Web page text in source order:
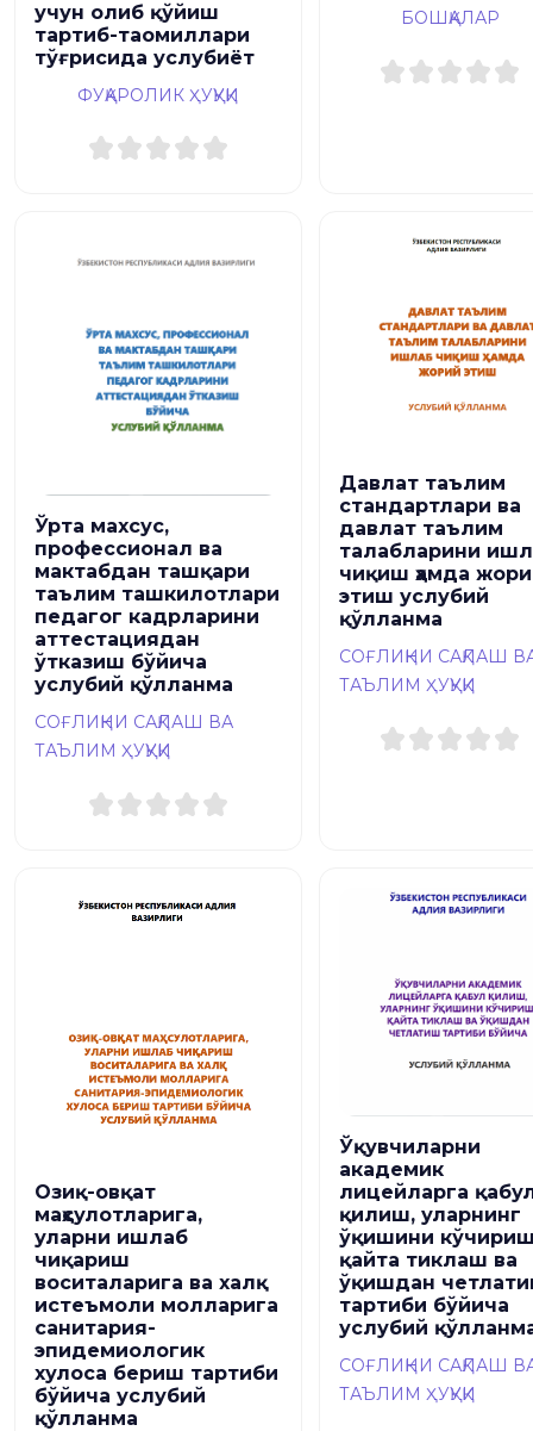
учун олиб қўйиш
тартиб-таомиллари
тўғрисида услубиёт
ФУҚАРОЛИК ҲУҚУҚИ
БОШҚАЛАР
Ўрта махсус,
профессионал ва
мактабдан ташқари
таълим ташкилотлари
педагог кадрларини
аттестациядан
ўтказиш бўйича
услубий қўлланма
СОҒЛИҚНИ САҚЛАШ ВА
ТАЪЛИМ ҲУҚУҚИ
Давлат таълим
стандартлари ва
давлат таълим
талабларини
чиқиш ҳамда
этиш услубий
қўлланма
СОҒЛИҚНИ САҚЛАШ
ТАЪЛИМ ҲУҚУҚИ
Озиқ-овқат
маҳсулотларига,
уларни ишлаб
чиқариш
воситаларига ва халқ
истеъмоли молларига
санитария-
эпидемиологик
хулоса бериш тартиби
бўйича услубий
қўлланма
Ўқувчиларни
академик
лицейларга
қилиш, уларнинг
ўқишини
қайта тиклаш ва
ўқишдан
тартиби бўйича
услубий
СОҒЛИҚНИ САҚЛАШ
ТАЪЛИМ ҲУҚУҚИ